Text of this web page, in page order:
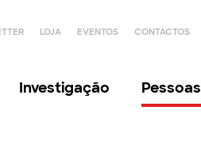
LOJA EVENTOS CONTACTOS
Investigação Pessoas